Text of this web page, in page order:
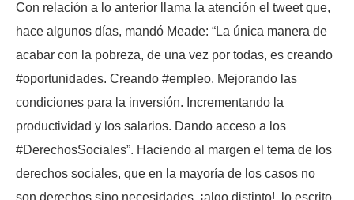
Con relación a lo anterior llama la atención el tweet que,
hace algunos días, mandó Meade: “La única manera de
acabar con la pobreza, de una vez por todas, es creando
#oportunidades. Creando #empleo. Mejorando las
condiciones para la inversión. Incrementando la
productividad y los salarios. Dando acceso a los
#DerechosSociales”. Haciendo al margen el tema de los
derechos sociales, que en la mayoría de los casos no